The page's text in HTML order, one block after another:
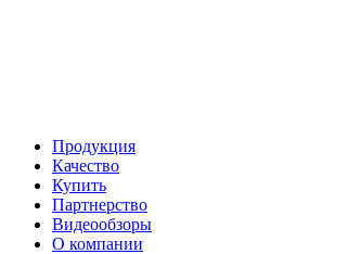
Продукция
Качество
Купить
Партнерство
Видеообзоры
О компании